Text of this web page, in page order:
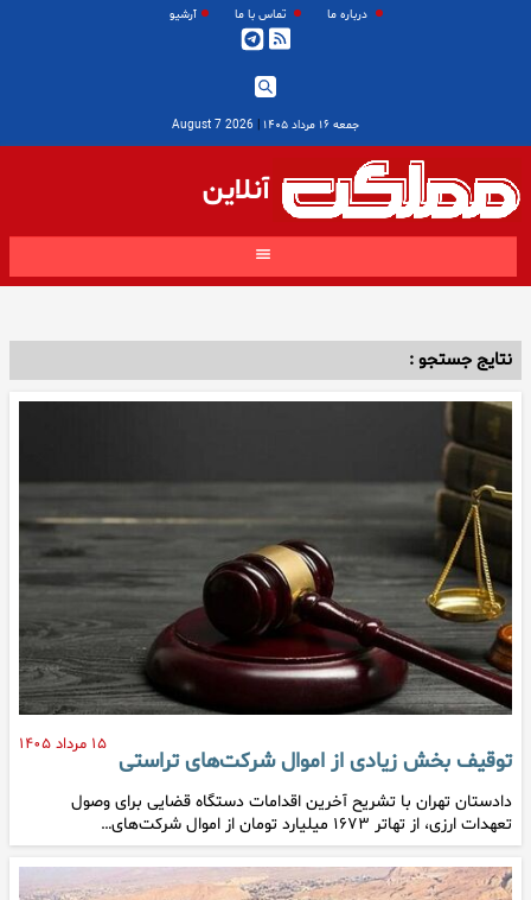
درباره ما تماس با ما آرشیو
جمعه ۱۶ مرداد ۱۴۰۵ |
2026 August 7
آنلاین
نتایج جستجو :
۱۵ مرداد ۱۴۰۵
توقیف بخش زیادی از اموال شرکت‌های تراستی
دادستان تهران با تشریح آخرین اقدامات دستگاه قضایی برای وصول
تعهدات ارزی، از تهاتر ۱۶۷۳ میلیارد تومان از اموال شرکت‌های…